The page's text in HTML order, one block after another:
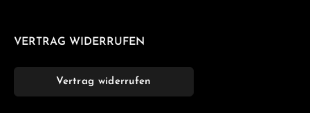
VERTRAG WIDERRUFEN
Vertrag widerrufen